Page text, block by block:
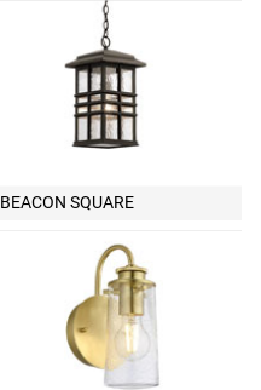
BEACON SQUARE